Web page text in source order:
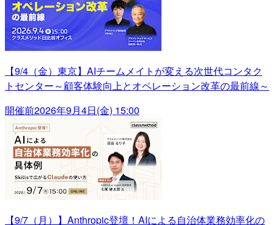
【9/4（金）東京】AIチームメイトが変える次世代コンタク
トセンター～顧客体験向上とオペレーション改革の最前線～
開催前2026年9月4日(金) 15:00
【9/7（月）】Anthropic登壇！AIによる自治体業務効率化の